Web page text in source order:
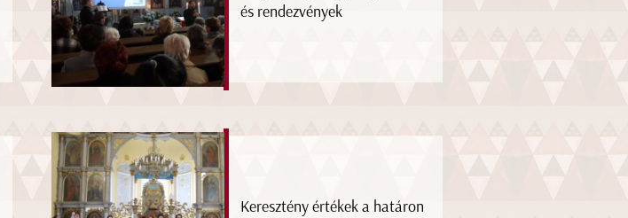
és rendezvények
Keresztény értékek a határon